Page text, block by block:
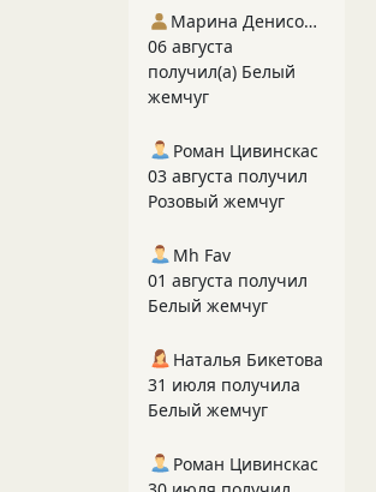
Марина Денисова 5
06 августа
получил(а) Белый
жемчуг
Роман Цивинскас
03 августа получил
Розовый жемчуг
Mh Fav
01 августа получил
Белый жемчуг
Наталья Бикетова
31 июля получила
Белый жемчуг
Роман Цивинскас